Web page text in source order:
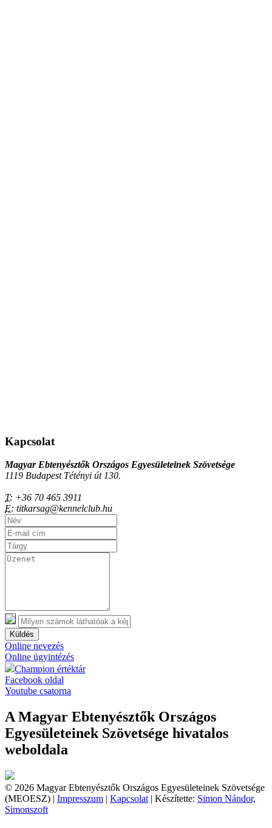
Kapcsolat
Magyar Ebtenyésztők Országos Egyesületeinek Szövetsége
1119 Budapest Tétényi út 130.
T: +36 70 465 3911
E: titkarsag@kennelclub.hu
Küldés
Online nevezés
Online ügyintézés
Champion értéktár
Facebook oldal
Youtube csatorna
A Magyar Ebtenyésztők Országos
Egyesületeinek Szövetsége hivatalos
weboldala
© 2026 Magyar Ebtenyésztők Országos Egyesületeinek Szövetsége
(MEOESZ) | Impresszum | Kapcsolat | Készítette: Simon Nándor,
Simonszoft